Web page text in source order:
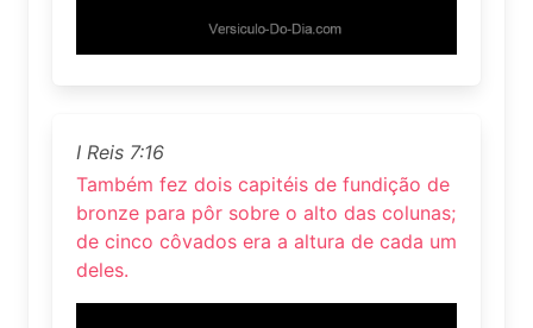
I Reis 7:16
Também fez dois capitéis de fundição de
bronze para pôr sobre o alto das colunas;
de cinco côvados era a altura de cada um
deles.